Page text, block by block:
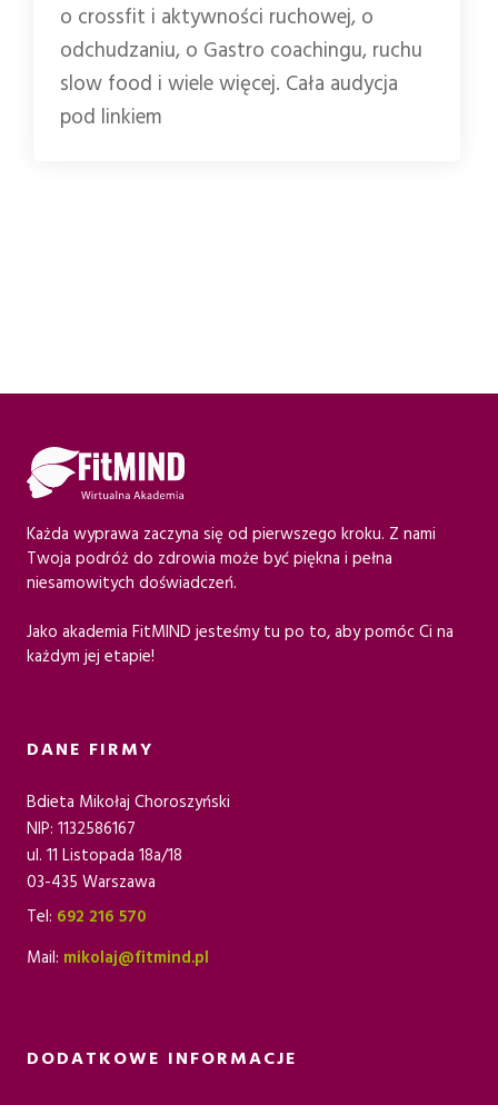
o crossfit i aktywności ruchowej, o
odchudzaniu, o Gastro coachingu, ruchu
slow food i wiele więcej. Cała audycja
pod linkiem
Każda wyprawa zaczyna się od pierwszego kroku. Z nami
Twoja podróż do zdrowia może być piękna i pełna
niesamowitych doświadczeń.
Jako akademia FitMIND jesteśmy tu po to, aby pomóc Ci na
każdym jej etapie!
DANE FIRMY
Bdieta Mikołaj Choroszyński
NIP: 1132586167
ul. 11 Listopada 18a/18
03-435 Warszawa
Tel: 692 216 570
Mail: mikolaj@fitmind.pl
DODATKOWE INFORMACJE